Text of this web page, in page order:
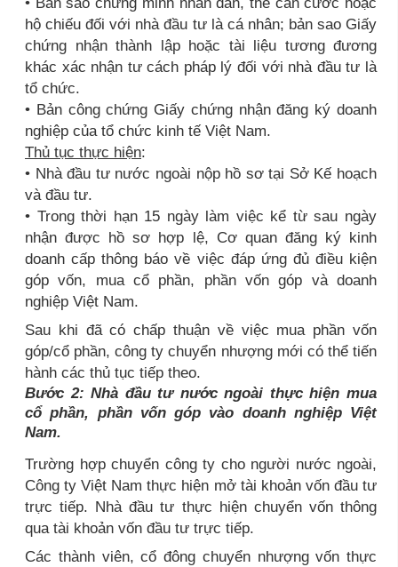
hộ chiếu đối với nhà đầu tư là cá nhân; bản sao Giấy
chứng nhận thành lập hoặc tài liệu tương đương
khác xác nhận tư cách pháp lý đối với nhà đầu tư là
tổ chức.
• Bản công chứng Giấy chứng nhận đăng ký doanh
nghiệp của tổ chức kinh tế Việt Nam.
Thủ tục thực hiện:
• Nhà đầu tư nước ngoài nộp hồ sơ tại Sở Kế hoạch
và đầu tư.
• Trong thời hạn 15 ngày làm việc kể từ sau ngày
nhận được hồ sơ hợp lệ, Cơ quan đăng ký kinh
doanh cấp thông báo về việc đáp ứng đủ điều kiện
góp vốn, mua cổ phần, phần vốn góp và doanh
nghiệp Việt Nam.
Sau khi đã có chấp thuận về việc mua phần vốn
góp/cổ phần, công ty chuyển nhượng mới có thể tiến
hành các thủ tục tiếp theo.
Bước 2: Nhà đầu tư nước ngoài thực hiện mua
cổ phần, phần vốn góp vào doanh nghiệp Việt
Nam.
Trường hợp chuyển công ty cho người nước ngoài,
Công ty Việt Nam thực hiện mở tài khoản vốn đầu tư
trực tiếp. Nhà đầu tư thực hiện chuyển vốn thông
qua tài khoản vốn đầu tư trực tiếp.
Các thành viên, cổ đông chuyển nhượng vốn thực